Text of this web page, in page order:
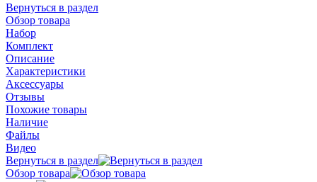
Вернуться в раздел
Обзор товара
Набор
Комплект
Описание
Характеристики
Аксессуары
Отзывы
Похожие товары
Наличие
Файлы
Видео
Вернуться в раздел
Обзор товара